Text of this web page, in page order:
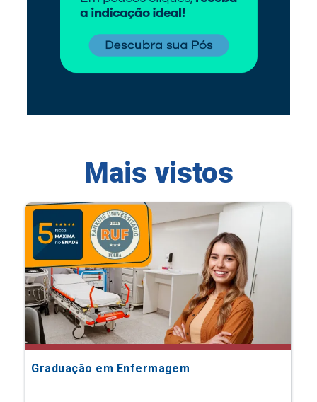
Mais vistos
Graduação em Enfermagem